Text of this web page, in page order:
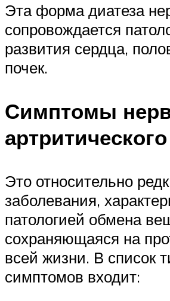
Эта форма диатеза
сопровождается
развития сердца,
почек.
Симптомы
Это относительно
заболевания,
патологией обмена
сохраняющаяся на
всей жизни. В список
симптомов входит: